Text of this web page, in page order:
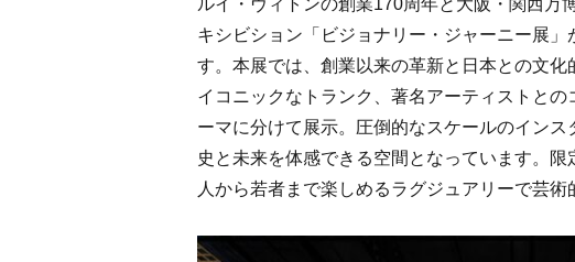
ルイ・ヴィトンの創業170周年と大阪・関西万
キシビション「ビジョナリー・ジャーニー展」
す。本展では、創業以来の革新と日本との文
イコニックなトランク、著名アーティストと
ーマに分けて展示。圧倒的なスケールのイン
史と未来を体感できる空間となっています。
人から若者まで楽しめるラグジュアリーで芸術